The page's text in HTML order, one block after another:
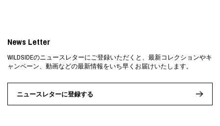
News Letter
WILDSIDEのニュースレターにご登録いただくと、最新コレクションやキ
ャンペーン、動画などの最新情報をいち早くお届けいたします。
ニュースレターに登録する